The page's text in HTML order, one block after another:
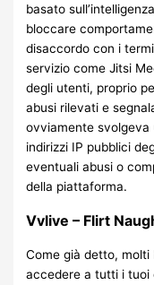
basato
bloccare
disaccordo con i
servizio come Jitsi
degli utenti, proprio
abusi rilevati e
ovviamente svolgeva
indirizzi IP pubblici
eventuali abusi o
della piattaforma.
Vvlive – Flirt
Come già detto, molti
accedere a tutti i tuoi